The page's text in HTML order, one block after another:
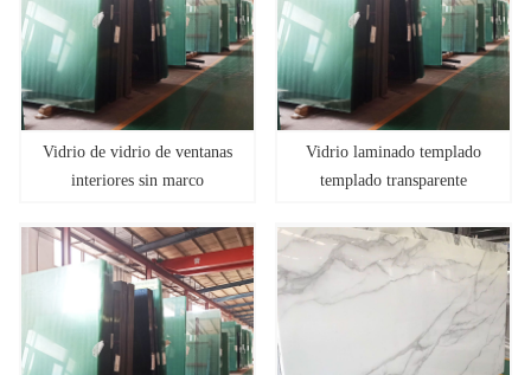
Vidrio de vidrio de ventanas
interiores sin marco
Vidrio laminado templado
templado transparente